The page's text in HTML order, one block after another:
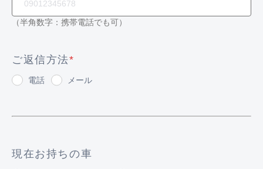
（半角数字：携帯電話でも可）
ご返信方法*
電話 メール
現在お持ちの車